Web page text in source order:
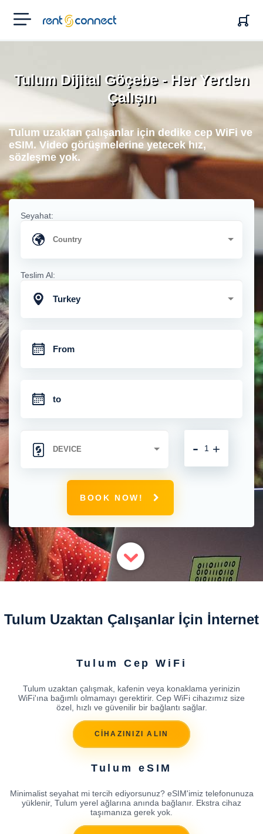
RENT'N
CONNECT
Tulum Dijital Göçebe - Her Yerden
Çalışın
Tulum uzaktan çalışanlar için dedike cep WiFi ve
eSIM. Video görüşmelerine yetecek hız,
sözleşme yok.
Seyahat:
Teslim Al:
Turkey
+
-
BOOK NOW!
Tulum Uzaktan Çalışanlar İçin İnternet
Tulum Cep WiFi
Tulum uzaktan çalışmak, kafenin veya konaklama yerinizin
WiFi'ına bağımlı olmamayı gerektirir. Cep WiFi cihazımız size
özel, hızlı ve güvenilir bir bağlantı sağlar.
CİHAZINIZI ALIN
Tulum eSIM
Minimalist seyahat mi tercih ediyorsunuz? eSIM'imiz telefonunuza
yüklenir, Tulum yerel ağlarına anında bağlanır. Ekstra cihaz
taşımanıza gerek yok.